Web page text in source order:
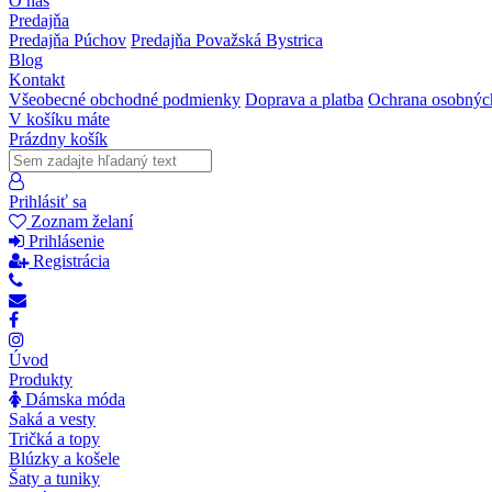
Predajňa
Predajňa Púchov Predajňa Považská Bystrica
Blog
Kontakt
Všeobecné obchodné podmienky Doprava a platba Ochrana
V košíku máte
Prázdny košík
Prihlásiť sa
Zoznam želaní
Prihlásenie
Registrácia
Úvod
Produkty
Dámska móda
Saká a vesty
Tričká a topy
Blúzky a košele
Šaty a tuniky